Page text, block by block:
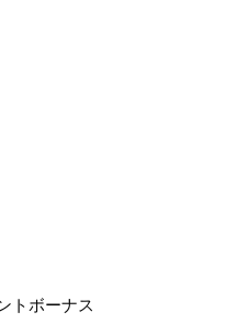
ト ボーナス